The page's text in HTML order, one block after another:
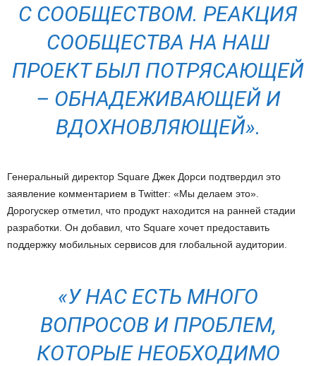
С СООБЩЕСТВОМ. РЕАКЦИЯ
СООБЩЕСТВА НА НАШ
ПРОЕКТ БЫЛ ПОТРЯСАЮЩЕЙ
– ОБНАДЕЖИВАЮЩЕЙ И
ВДОХНОВЛЯЮЩЕЙ».
Генеральный директор Square Джек Дорси подтвердил это
заявление комментарием в Twitter: «Мы делаем это».
Дорогускер отметил, что продукт находится на ранней стадии
разработки. Он добавил, что Square хочет предоставить
поддержку мобильных сервисов для глобальной аудитории.
«У НАС ЕСТЬ МНОГО
ВОПРОСОВ И ПРОБЛЕМ,
КОТОРЫЕ НЕОБХОДИМО